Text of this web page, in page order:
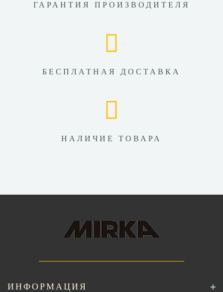
ГАРАНТИЯ ПРОИЗВОДИТЕЛЯ
БЕСПЛАТНАЯ ДОСТАВКА
НАЛИЧИЕ ТОВАРА
ИНФОРМАЦИЯ